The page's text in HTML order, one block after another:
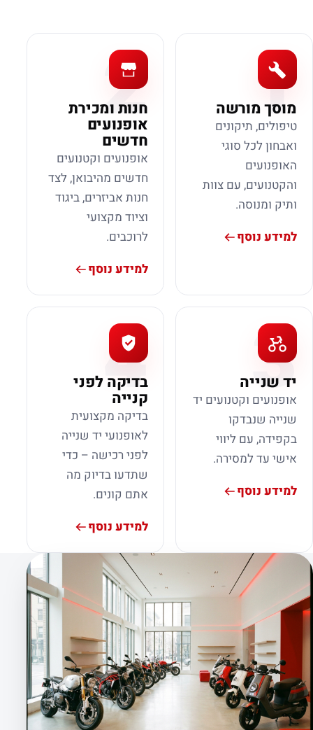
1
מוסך מורשה
טיפולים, תיקונים
ואבחון לכל סוגי
האופנועים
והקטנועים, עם צוות
ותיק ומנוסה.
למידע נוסף
2
חנות ומכירת
אופנועים
חדשים
אופנועים וקטנועים
חדשים מהיבואן, לצד
חנות אביזרים, ביגוד
וציוד מקצועי
לרוכבים.
למידע נוסף
3
יד שנייה
אופנועים וקטנועים יד
שנייה שנבדקו
בקפידה, עם ליווי
אישי עד למסירה.
למידע נוסף
4
בדיקה לפני
קנייה
בדיקה מקצועית
לאופנועי יד שנייה
לפני רכישה – כדי
שתדעו בדיוק מה
אתם קונים.
למידע נוסף